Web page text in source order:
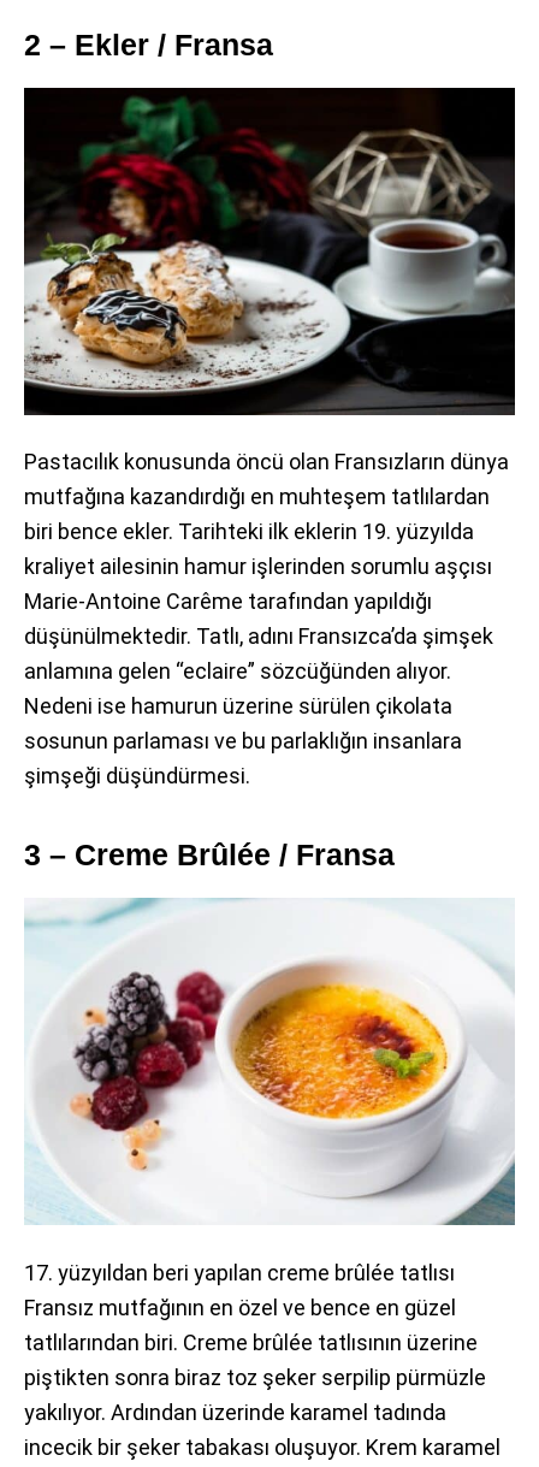
2 – Ekler / Fransa
Pastacılık konusunda öncü olan Fransızların dünya
mutfağına kazandırdığı en muhteşem tatlılardan
biri bence ekler. Tarihteki ilk eklerin 19. yüzyılda
kraliyet ailesinin hamur işlerinden sorumlu aşçısı
Marie-Antoine Carême tarafından yapıldığı
düşünülmektedir. Tatlı, adını Fransızca’da şimşek
anlamına gelen “eclaire” sözcüğünden alıyor.
Nedeni ise hamurun üzerine sürülen çikolata
sosunun parlaması ve bu parlaklığın insanlara
şimşeği düşündürmesi.
3 – Creme Brûlée / Fransa
17. yüzyıldan beri yapılan creme brûlée tatlısı
Fransız mutfağının en özel ve bence en güzel
tatlılarından biri. Creme brûlée tatlısının üzerine
piştikten sonra biraz toz şeker serpilip pürmüzle
yakılıyor. Ardından üzerinde karamel tadında
incecik bir şeker tabakası oluşuyor. Krem karamel